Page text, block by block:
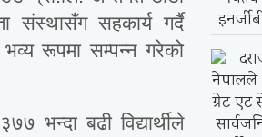
संस्थासँग सहकार्य गर्दै
रूपमा सम्पन्न गरेको
भन्दा बढी विद्यार्थीले